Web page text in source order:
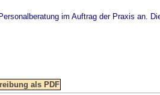
im Auftrag der Praxis an.